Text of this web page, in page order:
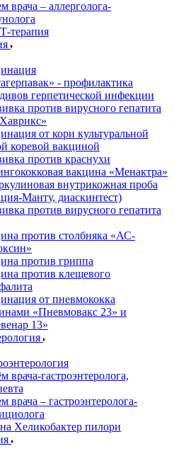
врача – аллерголога-
терапия
- профилактика
герпетической инфекции
против вирусного гепатита
от кори культуральной
коревой вакциной
против краснухи
вакцина «Менактра»
внутрикожная проба
Манту, диаскинтест)
против вирусного гепатита
против столбняка «АС-
против гриппа
против клещевого
от пневмококка
«Пневмовакс 23» и
13»
врача-гастроэнтеролога,
врача – гастроэнтеролога-
Хеликобактер пилори